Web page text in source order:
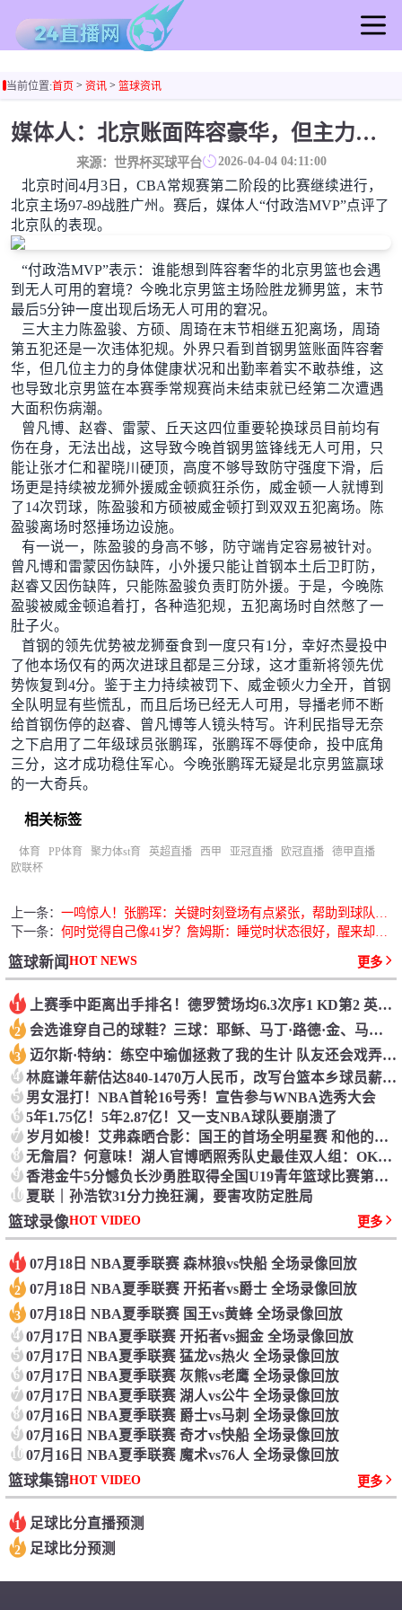
足球直播
篮球直播
足球录像
足球集锦
篮球集锦
足球新闻
篮球新闻
当前位置:首页> 资讯 > 篮球资讯
媒体人：北京账面阵容豪华，但主力的健康和出勤率实在不敢恭维
来源：世界杯买球平台 2026-04-04 04:11:00
北京时间4月3日，CBA常规赛第二阶段的比赛继续进行，
北京主场97-89战胜广州。赛后，媒体人“付政浩MVP”点评了
北京队的表现。
“付政浩MVP”表示：谁能想到阵容奢华的北京男篮也会遇
到无人可用的窘境？今晚北京男篮主场险胜龙狮男篮，末节
最后5分钟一度出现后场无人可用的窘况。
三大主力陈盈骏、方硕、周琦在末节相继五犯离场，周琦
第五犯还是一次违体犯规。 外界只看到首钢男篮账面阵容奢
华，但几位主力的身体健康状况和出勤率着实不敢恭维，这
也导致北京男篮在本赛季常规赛尚未结束就已经第二次遭遇
大面积伤病潮。
曾凡博、赵睿、雷蒙、丘天这四位重要轮换球员目前均有
伤在身，无法出战，这导致今晚首钢男篮锋线无人可用，只
能让张才仁和翟晓川硬顶，高度不够导致防守强度下滑，后
场更是持续被龙狮外援威金顿疯狂杀伤，威金顿一人就博到
了14次罚球，陈盈骏和方硕被威金顿打到双双五犯离场。陈
盈骏离场时怒捶场边设施。
有一说一，陈盈骏的身高不够，防守端肯定容易被针对。
曾凡博和雷蒙因伤缺阵，小外援只能让首钢本土后卫盯防，
赵睿又因伤缺阵，只能陈盈骏负责盯防外援。于是，今晚陈
盈骏被威金顿追着打，各种造犯规，五犯离场时自然憋了一
肚子火。
首钢的领先优势被龙狮蚕食到一度只有1分，幸好杰曼投中
了他本场仅有的两次进球且都是三分球，这才重新将领先优
势恢复到4分。鉴于主力持续被罚下、威金顿火力全开，首钢
全队明显有些慌乱，而且后场已经无人可用，导播老师不断
给首钢伤停的赵睿、曾凡博等人镜头特写。许利民指导无奈
之下启用了二年级球员张鹏珲，张鹏珲不辱使命，投中底角
三分，这才成功稳住军心。今晚张鹏珲无疑是北京男篮赢球
的一大奇兵。
相关标签
体育 PP体育 聚力体st育 英超直播 西甲 亚冠直播 欧冠直播
德甲直播
欧联杯
上一条：
下一条：
何时觉得自己像41岁？詹姆斯：睡觉时状态很好，醒来却怀疑自己
篮球新闻HOT NEWS 更多
1 上赛季中距离出手排名！德罗赞场均6.3次序1 KD第2 英格拉姆第3
2 会选谁穿自己的球鞋？三球：耶稣、马丁·路德·金、马尔科姆·X
3 迈尔斯·特纳：练空中瑜伽拯救了我的生计 队友还会戏弄我练这个
4 林庭谦年薪估达840-1470万人民币，改写台篮本乡球员薪资纪录
5 男女混打！NBA首轮16号秀！宣告参与WNBA选秀大会
6 5年1.75亿！5年2.87亿！又一支NBA球队要崩溃了
7 岁月如梭！艾弗森晒合影：国王的首场全明星赛 和他的老大哥同框
8 无詹眉？何意味！湖人官博晒照秀队史最佳双人组：OK、东里等当选
9 香港金牛5分憾负长沙勇胜取得全国U19青年篮球比赛第六名
10夏联｜孙浩钦31分力挽狂澜，要害攻防定胜局
篮球录像HOT VIDEO 更多
1 07月18日 NBA夏季联赛 森林狼vs快船 全场录像回放
2 07月18日 NBA夏季联赛 开拓者vs爵士 全场录像回放
3 07月18日 NBA夏季联赛 国王vs黄蜂 全场录像回放
4 07月17日 NBA夏季联赛 开拓者vs掘金 全场录像回放
5 07月17日 NBA夏季联赛 猛龙vs热火 全场录像回放
6 07月17日 NBA夏季联赛 灰熊vs老鹰 全场录像回放
7 07月17日 NBA夏季联赛 湖人vs公牛 全场录像回放
8 07月16日 NBA夏季联赛 爵士vs马刺 全场录像回放
9 07月16日 NBA夏季联赛 奇才vs快船 全场录像回放
1007月16日 NBA夏季联赛 魔术vs76人 全场录像回放
篮球集锦HOT VIDEO 更多
1 足球比分直播预测
2 足球比分预测